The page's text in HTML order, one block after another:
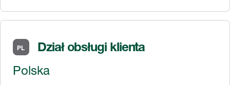
PL
Dział obsługi klienta
Polska